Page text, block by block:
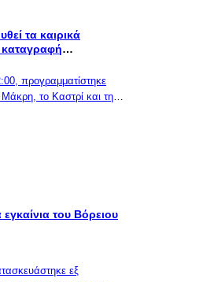
τα καιρικά
καταγραφή
προγραμματίστηκε
το Καστρί και τη
του Βόρειου
εξ